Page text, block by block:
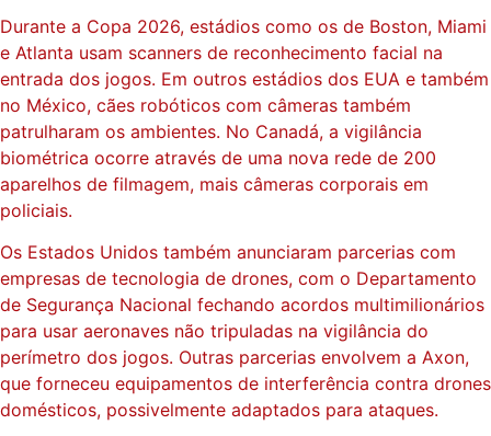
Durante a Copa 2026, estádios como os de Boston, Miami
e Atlanta usam scanners de reconhecimento facial na
entrada dos jogos. Em outros estádios dos EUA e também
no México, cães robóticos com câmeras também
patrulharam os ambientes. No Canadá, a vigilância
biométrica ocorre através de uma nova rede de 200
aparelhos de filmagem, mais câmeras corporais em
policiais.
Os Estados Unidos também anunciaram parcerias com
empresas de tecnologia de drones, com o Departamento
de Segurança Nacional fechando acordos multimilionários
para usar aeronaves não tripuladas na vigilância do
perímetro dos jogos. Outras parcerias envolvem a Axon,
que forneceu equipamentos de interferência contra drones
domésticos, possivelmente adaptados para ataques.